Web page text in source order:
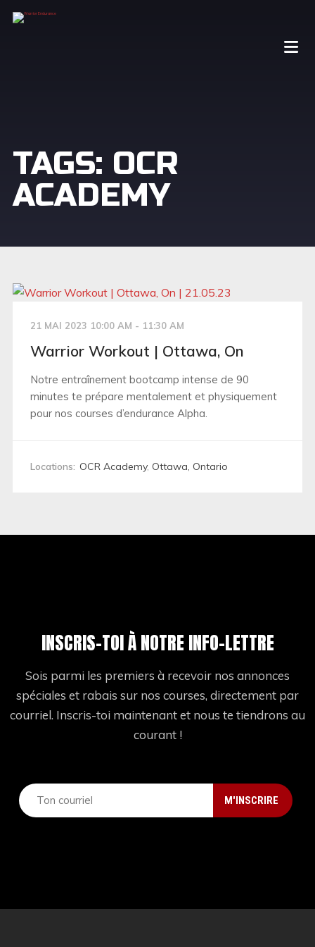
TAGS: OCR
ACADEMY
21 MAI 2023 10:00 AM - 11:30 AM
Warrior Workout | Ottawa, On
Notre entraînement bootcamp intense de 90
minutes te prépare mentalement et physiquement
pour nos courses d’endurance Alpha.
Locations: OCR Academy, Ottawa, Ontario
INSCRIS-TOI À NOTRE INFO-LETTRE
Sois parmi les premiers à recevoir nos annonces
spéciales et rabais sur nos courses, directement par
courriel. Inscris-toi maintenant et nous te tiendrons au
courant !